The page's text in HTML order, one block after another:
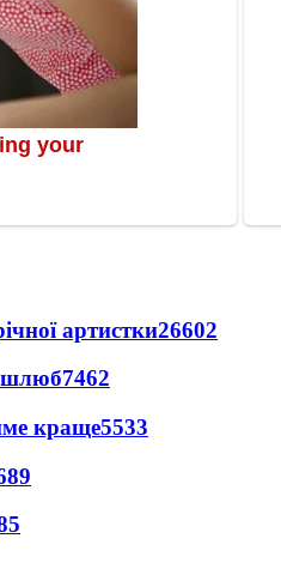
артистки26602
шлюб7462
краще5533